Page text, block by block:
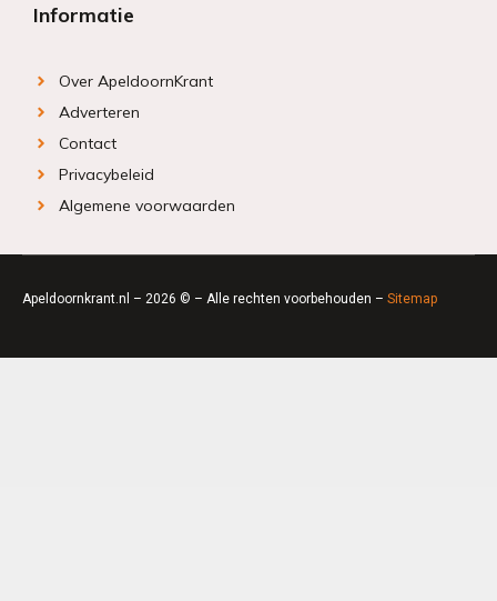
Informatie
Over ApeldoornKrant
Adverteren
Contact
Privacybeleid
Algemene voorwaarden
Apeldoornkrant.nl – 2026 © – Alle rechten voorbehouden – Sitemap